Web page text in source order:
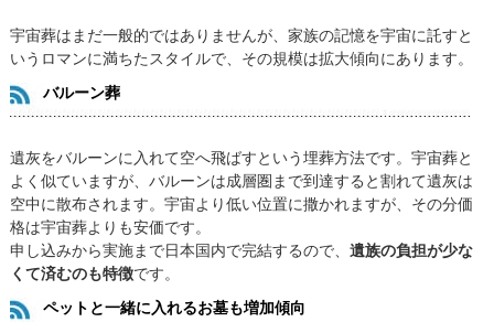
宇宙葬はまだ一般的ではありませんが、家族の記憶を宇宙に託すと
いうロマンに満ちたスタイルで、その規模は拡大傾向にあります。
バルーン葬
遺灰をバルーンに入れて空へ飛ばすという埋葬方法です。宇宙葬と
よく似ていますが、バルーンは成層圏まで到達すると割れて遺灰は
空中に散布されます。宇宙より低い位置に撒かれますが、その分価
格は宇宙葬よりも安価です。
申し込みから実施まで日本国内で完結するので、 遺族の負担が少な
くて済むのも特徴です。
ペットと一緒に入れるお墓も増加傾向